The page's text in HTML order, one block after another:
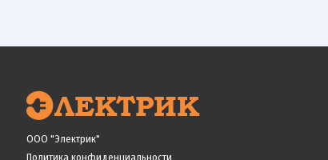
ООО "Электрик"
Политика конфиденциальности